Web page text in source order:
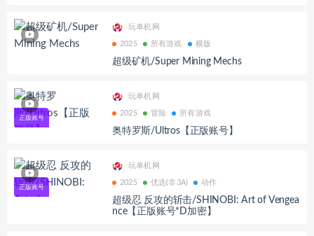
玩单机网
2025 所有游戏 横版
超级矿机/Super Mining Mechs
玩单机网
2025 冒险 所有游戏
奥特罗斯/Ultros【正版账号】
玩单机网
2025 优选(非3A) 动作
超级忍 反攻的斩击/SHINOBI: Art of Vengea
nce【正版账号*D加密】